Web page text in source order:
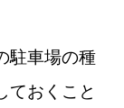
駐車場の種
ておくこと